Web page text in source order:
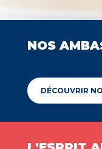
NOS
DÉCOUVRIR